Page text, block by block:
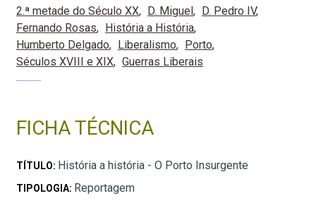
2.ª metade do Século XX D. Miguel
D. Pedro IV
Fernando Rosas
História a História
Humberto Delgado
Liberalismo
Porto
Séculos XVIII e XIX
Guerras Liberais
FICHA TÉCNICA
TÍTULO: História a história - O Porto Insurgente
TIPOLOGIA: Reportagem